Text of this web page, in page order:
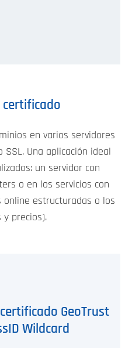
certificado
en varios servidores
Una aplicación ideal
un servidor con
o en los servicios con
online estructuradas o los
y precios).
GeoTrust
Wildcard